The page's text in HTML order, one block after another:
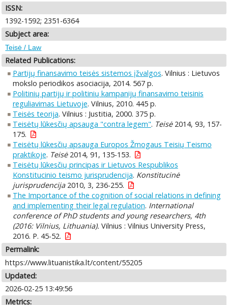
ISSN:
1392-1592; 2351-6364
Subject area:
Teisė / Law
Related Publications:
Partijų finansavimo teisės sistemos įžvalgos. Vilnius : Lietuvos
mokslo periodikos asociacija, 2014. 567 p.
Politinių partijų ir politinių kampanijų finansavimo teisinis
reguliavimas Lietuvoje. Vilnius, 2010. 445 p.
Teisės teorija. Vilnius : Justitia, 2000. 375 p.
Teisėtų lūkesčių apsauga "contra legem". Teisė2014, 93, 157-
175.
Teisėtų lūkesčių apsauga Europos Žmogaus Teisių Teismo
praktikoje. Teisė2014, 91, 135-153.
Teisėtų lūkesčių principas ir Lietuvos Respublikos
Konstitucinio teismo jurisprudencija. Konstitucinė
jurisprudencija2010, 3, 236-255.
The Importance of the cognition of social relations in defining
and implementing their legal regulation. International
conference of PhD students and young researchers, 4th
(2016: Vilnius, Lithuania). Vilnius : Vilnius University Press,
2016. P. 45-52.
Permalink:
https://www.lituanistika.lt/content/55205
Updated:
2026-02-25 13:49:56
Metrics: